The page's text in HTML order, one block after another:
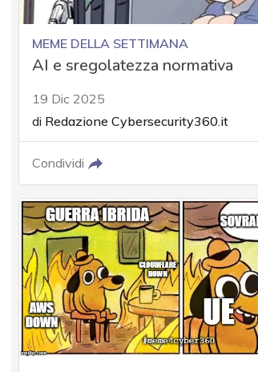
MEME DELLA SETTIMANA
AI e sregolatezza normativa
19 Dic 2025
di Redazione Cybersecurity360.it
Condividi